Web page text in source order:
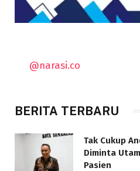
@narasi.co
BERITA TERBARU
Tak Cukup
Diminta
Pasien